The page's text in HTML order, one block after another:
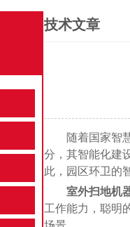
技术文章
随着国家智
分，其智能化建
此，园区环卫的
室外扫地机
工作能力，聪明